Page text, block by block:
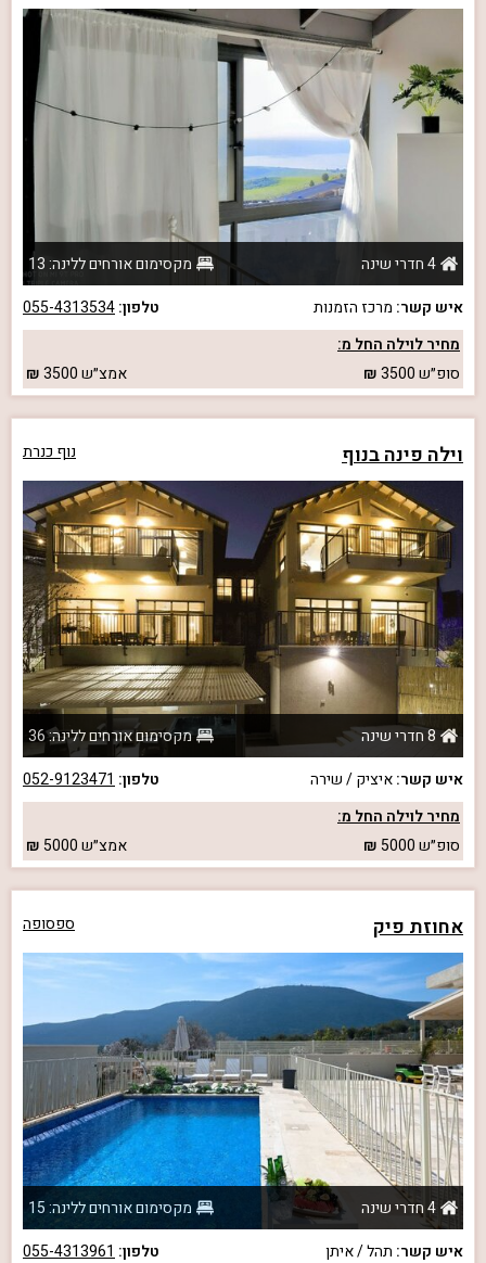
4 חדרי שינה
מקסימום אורחים ללינה: 13
איש קשר: מרכז הזמנות טלפון:055-4313534
מחיר לוילה החל מ:
סופ״ש3500 אמצ״ש3500
וילה פינה בנוף נוף כנרת
8 חדרי שינה
מקסימום אורחים ללינה: 36
איש קשר:איציק / שירה טלפון: 052-9123471
מחיר לוילה החל מ:
סופ״ש5000 אמצ״ש5000
אחוזת פיק ספסופה
4 חדרי שינה
מקסימום אורחים ללינה: 15
איש קשר: תהל / איתן טלפון: 055-4313961